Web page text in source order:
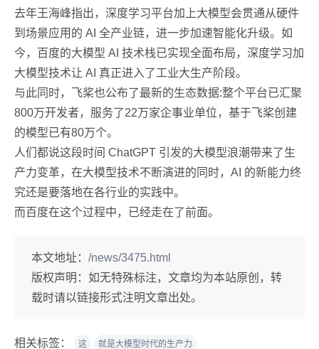
去年王海峰指出，深度学习平台加上大模型会贯通从硬件
到场景应用的 AI 全产业链，进一步加速智能化升级。如
今，百度的大模型 AI 技术栈已实现全面布局，深度学习加
大模型技术让 AI 真正进入了工业大生产阶段。
与此同时，飞桨也公布了最新的生态数据:整个平台已汇聚
800万开发者，服务了22万家企事业单位，基于飞桨创建
的模型已有80万个。
人们都说这段时间 ChatGPT 引发的大模型浪潮带来了生
产力变革，在大模型技术不断演进的同时，AI 的新能力终
究还是要落地在各行业的实践中。
而百度在这个过程中，已经走在了前面。
本文地址： /news/3475.html
版权声明： 如无特殊标注，文章均为本站原创，转
载时请以链接形式注明文章出处。
相关标签： 这 就是大模型时代的生产力